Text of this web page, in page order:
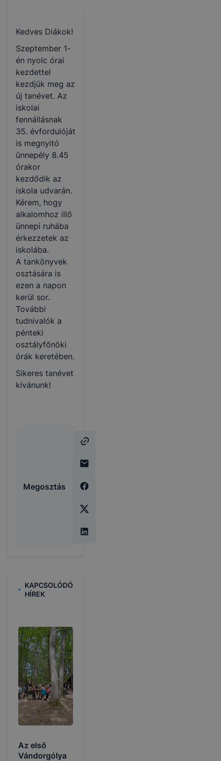
Kedves Diákok!
Szeptember 1-
én nyolc órai
kezdettel
kezdjük meg az
új tanévet. Az
iskolai
fennállásnak
35. évfordulóját
is megnyitó
ünnepély 8.45
órakor
kezdődik az
iskola udvarán.
Kérem, hogy
alkalomhoz illő
ünnepi ruhába
érkezzetek az
iskolába.
A tankönyvek
osztására is
ezen a napon
kerül sor.
További
tudnivalók a
pénteki
osztályfőnöki
órák keretében.
Sikeres tanévet
kívánunk!
Megosztás
KAPCSOLÓDÓ
HÍREK
Az első
Vándorgólya